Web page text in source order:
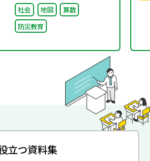
社会
地図
算数
防災教育
立つ資料集